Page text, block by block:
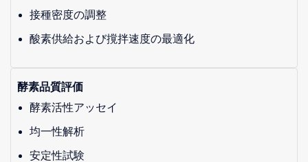
接種密度の調整
酸素供給および撹拌速度の最適化
酵素品質評価
酵素活性アッセイ
均一性解析
安定性試験